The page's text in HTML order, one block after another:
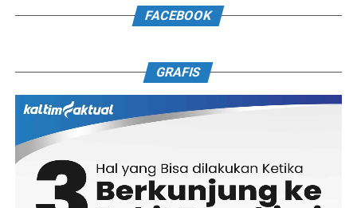
FACEBOOK
GRAFIS